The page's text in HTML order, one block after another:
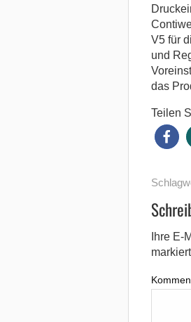
V5 für
und
das
Teilen
Ihre E-